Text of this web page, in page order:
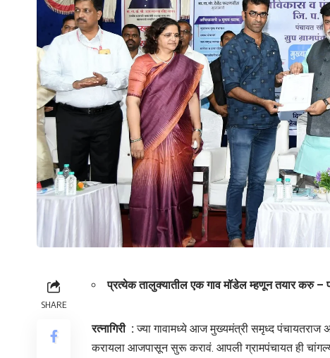
SHARE
प्रत्येक तालुक्यातील एक गाव मॉडेल म्हणून तयार करु –
रत्नागिरी : ज्या गावामध्ये आज मुख्यमंत्री समृध्द पंचायतराज
करायला आजपासून सुरू करावं. आपली ग्रामपंचायत ही